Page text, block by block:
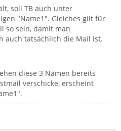
soll TB auch unter
"Name1". Gleiches gilt für
so sein, damit man
auch tatsächlich die Mail ist.
diese 3 Namen bereits
verschicke, erscheint